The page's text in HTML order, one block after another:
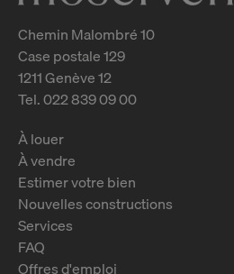
Chemin Malombré 10
Case postale 129
1211 Genève 12
Tel. 022 839 09 00
À louer
À vendre
Estimer votre bien
Nouvelles constructions
Services
FAQ
Offres d'emploi